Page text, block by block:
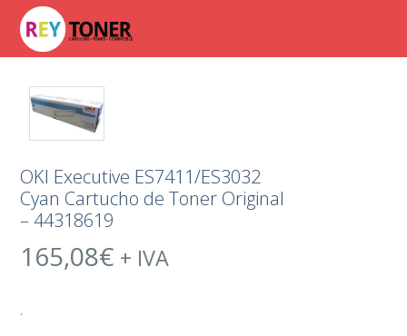
OKI Executive ES7411/ES3032
Cyan Cartucho de Toner Original
– 44318619
165,08€ + IVA
.